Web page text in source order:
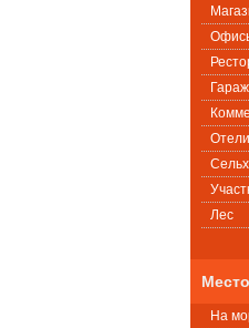
Oтели
Лес
На